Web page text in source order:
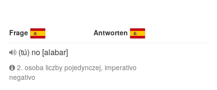
Frage Antworten
(tú) no [alabar]
2. osoba liczby pojedynczej, imperativo
negativo